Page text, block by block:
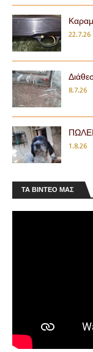
22.7.26
8.7.26
1.8.26
ΤΑ ΒΊΝΤΕΟ ΜΑΣ